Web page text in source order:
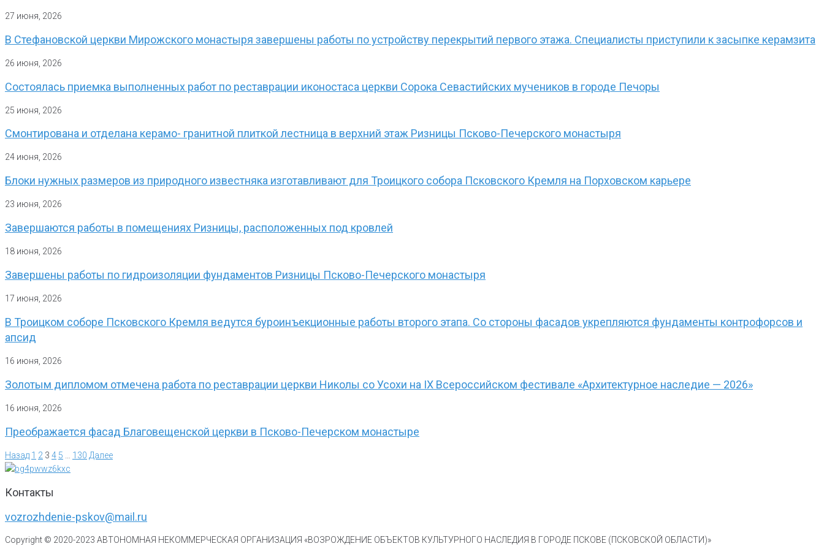
27 июня, 2026
В Стефановской церкви Мирожского монастыря завершены работы по устройству перекрытий первого этажа. Специалисты приступили к засыпке керамзита
26 июня, 2026
Состоялась приемка выполненных работ по реставрации иконостаса церкви Сорока Севастийских мучеников в городе Печоры
25 июня, 2026
Смонтирована и отделана керамо- гранитной плиткой лестница в верхний этаж Ризницы Псково-Печерского монастыря
24 июня, 2026
Блоки нужных размеров из природного известняка изготавливают для Троицкого собора Псковского Кремля на Порховском карьере
23 июня, 2026
Завершаются работы в помещениях Ризницы, расположенных под кровлей
18 июня, 2026
Завершены работы по гидроизоляции фундаментов Ризницы Псково-Печерского монастыря
17 июня, 2026
В Троицком соборе Псковского Кремля ведутся буроинъекционные работы второго этапа. Со стороны фасадов укрепляются фундаменты контрофорсов и
апсид
16 июня, 2026
Золотым дипломом отмечена работа по реставрации церкви Николы со Усохи на IX Всероссийском фестивале «Архитектурное наследие — 2026»
16 июня, 2026
Преображается фасад Благовещенской церкви в Псково-Печерском монастыре
Назад 1 2 3 4 5 130 Далее
Контакты
vozrozhdenie-pskov@mail.ru
Copyright © 2020-2023 АВТОНОМНАЯ НЕКОММЕРЧЕСКАЯ ОРГАНИЗАЦИЯ «ВОЗРОЖДЕНИЕ ОБЪЕКТОВ КУЛЬТУРНОГО НАСЛЕДИЯ В ГОРОДЕ ПСКОВЕ (ПСКОВСКОЙ ОБЛАСТИ)»